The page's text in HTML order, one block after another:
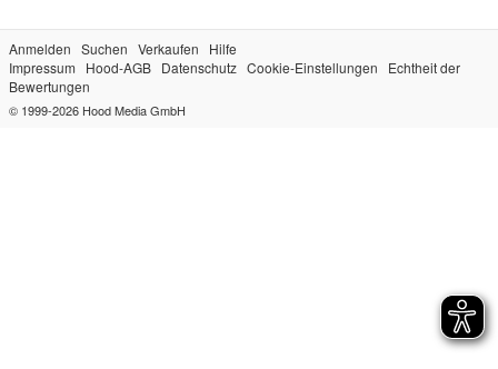
Anmelden Suchen Verkaufen
Hilfe
Impressum
Hood-AGB Datenschutz Cookie-Einstellungen
Echtheit der
Bewertungen
© 1999-2026 Hood Media GmbH